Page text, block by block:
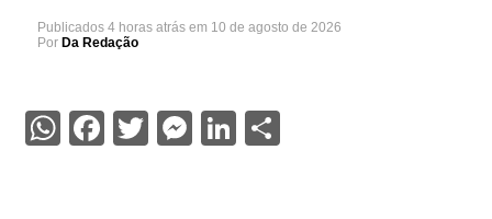
Publicados 4 horas atrás em 10 de agosto de 2026
Por Da Redação
WhatsApp
Facebook
Twitter
Messenger
LinkedIn
Share